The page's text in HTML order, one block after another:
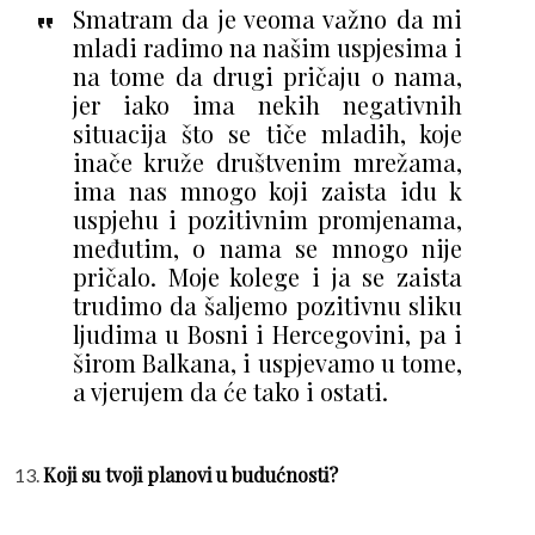
Smatram da je veoma važno da mi
mladi radimo na našim uspjesima i
na tome da drugi pričaju o nama,
jer iako ima nekih negativnih
situacija što se tiče mladih, koje
inače kruže društvenim mrežama,
ima nas mnogo koji zaista idu k
uspjehu i pozitivnim promjenama,
međutim, o nama se mnogo nije
pričalo. Moje kolege i ja se zaista
trudimo da šaljemo pozitivnu sliku
ljudima u Bosni i Hercegovini, pa i
širom Balkana, i uspjevamo u tome,
a vjerujem da će tako i ostati.
Koji su tvoji planovi u budućnosti?